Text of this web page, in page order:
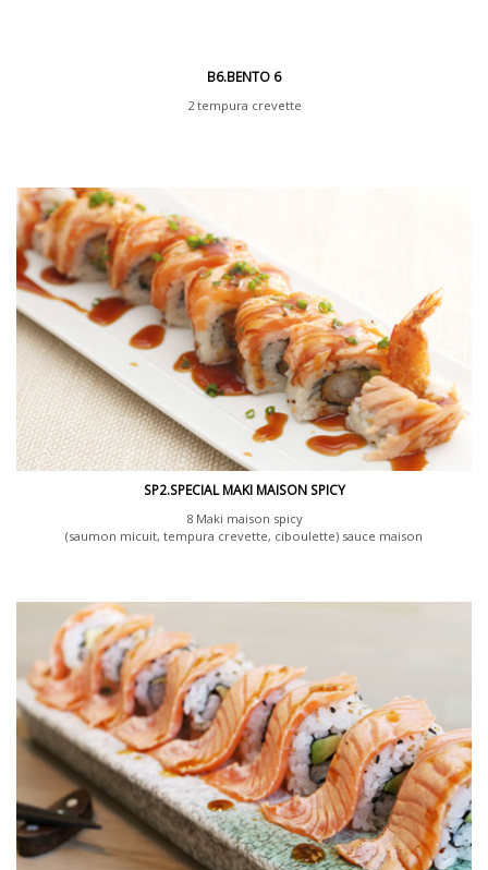
B6.BENTO 6
2 tempura crevette
SP2.SPECIAL MAKI MAISON SPICY
8 Maki maison spicy
(saumon micuit, tempura crevette, ciboulette) sauce maison